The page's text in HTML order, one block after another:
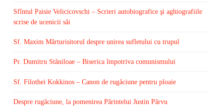
Sfîntul Paisie Velicicovschi – Scrieri autobiografice şi aghiografiile
scrise de ucenicii săi
Sf. Maxim Mărturisitorul despre unirea sufletului cu trupul
Pr. Dumitru Stăniloae – Biserica împotriva comunismului
Sf. Filothei Kokkinos – Canon de rugăciune pentru ploaie
Despre rugăciune, la pomenirea Părintelui Justin Pârvu